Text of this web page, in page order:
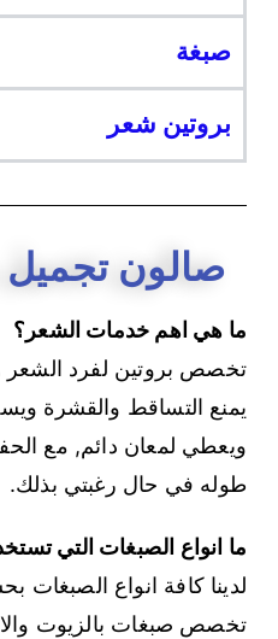
صبغة
بروتين شعر
صالون تجميل
ما هي اهم خدمات الشعر؟
تخصص بروتين لفرد
يمنع التساقط والقشرة
ويعطي لمعان دائم, مع
طوله في حال رغبتي بذلك.
ما انواع الصبغات التي
لدينا كافة انواع الصبغات
تخصص صبغات بالزيوت